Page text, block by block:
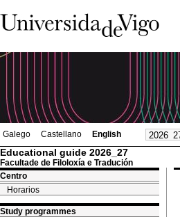
Galego Castellano English
Educational guide 2026_27
Facultade de Filoloxía e Tradución
Centro
Horarios
Study programmes